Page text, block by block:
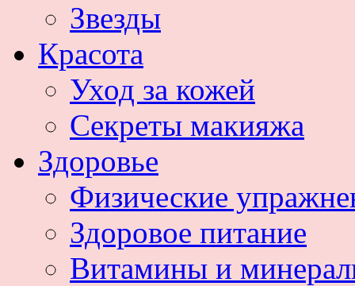
Звезды
Красота
Уход за кожей
Секреты макияжа
Здоровье
Физические
Здоровое питание
Витамины и